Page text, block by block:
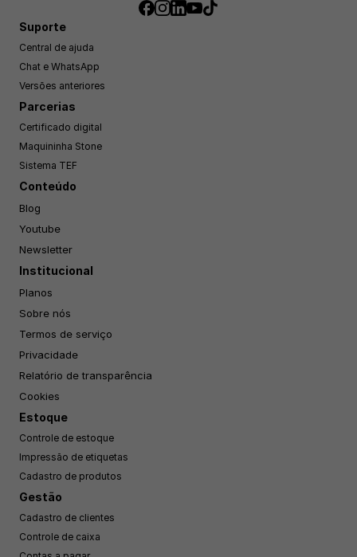
Suporte
Central de ajuda
Chat e WhatsApp
Versões anteriores
Parcerias
Certificado digital
Maquininha Stone
Sistema TEF
Conteúdo
Blog
Youtube
Newsletter
Institucional
Planos
Sobre nós
Termos de serviço
Privacidade
Relatório de transparência
Cookies
Estoque
Controle de estoque
Impressão de etiquetas
Cadastro de produtos
Gestão
Cadastro de clientes
Controle de caixa